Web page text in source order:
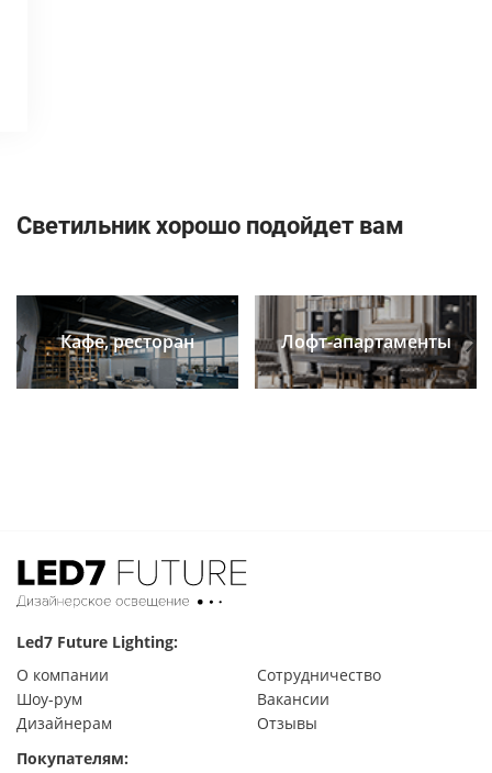
Светильник хорошо подойдет вам
Previous
Кафе, ресторан Лофт-апартаменты
Next
Led7 Future Lighting:
О компании
Сотрудничество
Шоу-рум
Вакансии
Дизайнерам
Отзывы
Покупателям: